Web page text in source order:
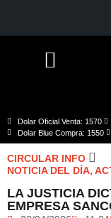
Dolar Oficial Venta: 1570
Dolar Blue Compra: 1550
CIRCULAR INFO
NOTICIA DEL DÍA,
LA JUSTICIA
EMPRESA